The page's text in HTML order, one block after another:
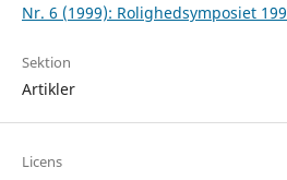
Nr. 6 (1999): Rolighedsymposiet
Sektion
Artikler
Licens